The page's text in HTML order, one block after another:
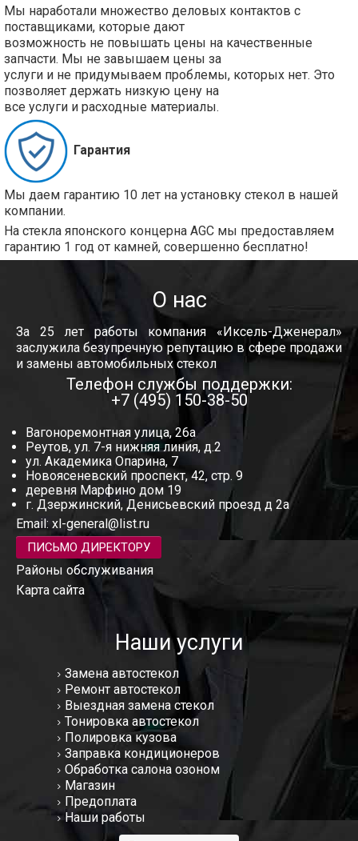
Мы наработали множество деловых контактов с
поставщиками, которые дают
возможность не повышать цены на качественные
запчасти. Мы не завышаем цены за
услуги и не придумываем проблемы, которых нет. Это
позволяет держать низкую цену на
все услуги и расходные материалы.
Гарантия
Мы даем гарантию 10 лет на установку стекол в нашей
компании.
На стекла японского концерна AGC мы предоставляем
гарантию 1 год от камней, совершенно бесплатно!
О нас
За 25 лет работы компания «Иксель-Дженерал»
заслужила безупречную репутацию в сфере продажи
и замены автомобильных стекол
Телефон службы поддержки:
+7 (495) 150-38-50
Вагоноремонтная улица, 26а
Реутов, ул. 7-я нижняя линия, д.2
ул. Академика Опарина, 7
Новоясеневский проспект, 42, стр. 9
деревня Марфино дом 19
г. Дзержинский, Денисьевский проезд д 2а
Email: xl-general@list.ru
ПИСЬМО ДИРЕКТОРУ
Районы обслуживания
Карта сайта
Наши услуги
Замена автостекол
Ремонт автостекол
Выездная замена стекол
Тонировка автостекол
Полировка кузова
Заправка кондиционеров
Обработка салона озоном
Магазин
Предоплата
Наши работы